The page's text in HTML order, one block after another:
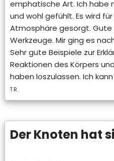
emphatische Art. Ich habe
und wohl gefühlt. Es wird
Atmosphäre gesorgt. Gute
Werkzeuge. Mir ging es
Sehr gute Beispiele zur
Reaktionen des Körpers
haben loszulassen. Ich
T.R.
Der Knoten hat